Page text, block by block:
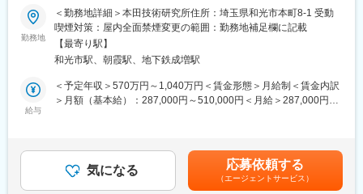
テストサイトやお客様現場でのテスト実施などがあります。市場
調査から新技術・新商品の提案を行い、先行検討から量産化に向
けた開発ができる環境です。
※国内外の出張が発生いたします。将来的に海外駐在の可能性があ
ります。
・GitHub／JIRA／Confluenceなどのソフトウェア構成管理、プロ
ジェクト管理・情報共有ツール
・MATLAB／Simulinkの設計、シミュレーション、Linux、Docker
・UIアプリ開発、フロント／バックエンド研究開発
・クラウドプラットフォーム開発、研究用開発環境構築
■業務内容※ご経験／スキルに合わせ詳細業務を決定します
・知能化機能開発
・クラウド・サーバーシステム・アプリの要求仕様検討、アーキ
テクチャ設計、環境構築、テスト
・自律移動作業ロボットから収集したデータの分析
＜システム・サービス例＞
・自律移動作業ロボットの経路生成、行動計画
・自律移動作業ロボットオペレーション用UI、アプリ
勤務地
＜勤務地詳細＞本田技術研究所住所：埼玉県和光市本町8-1 受動
喫煙対策：屋内全面禁煙変更の範囲：勤務地補足欄に記載
【最寄り駅】
和光市駅、朝霞駅、地下鉄成増駅
給与
＜予定年収＞570万円～1,040万円＜賃金形態＞月給制＜賃金内訳
＞月額（基本給）：287,000円～510,000円＜月給＞287,000円～
気になる 応募依頼する
（エージェントサービス）